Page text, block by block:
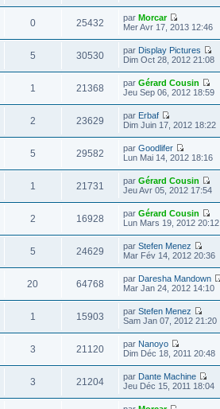
0 25432 par Morcar
Mer Avr 17, 2013 12:46
5 30530 par Display Pictures
Dim Oct 28, 2012 21:08
1 21368 par Gérard Cousin
Jeu Sep 06, 2012 18:59
2 23629 par Erbaf
Dim Juin 17, 2012 18:22
5 29582 par Goodlifer
Lun Mai 14, 2012 18:16
1 21731 par Gérard Cousin
Jeu Avr 05, 2012 17:54
2 16928 par Gérard Cousin
Lun Mars 19, 2012 20:12
5 24629 par Stefen Menez
Mar Fév 14, 2012 20:36
20 64768 par Daresha Mandown
Mar Jan 24, 2012 14:10
1 15903 par Stefen Menez
Sam Jan 07, 2012 21:20
3 21120 par Nanoyo
Dim Déc 18, 2011 20:48
3 21204 par Dante Machine
Jeu Déc 15, 2011 18:04